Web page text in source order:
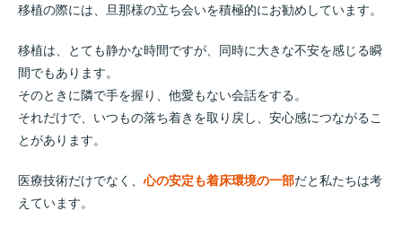
移植の際には、旦那様の立ち会いを積極的にお勧めしています。
移植は、とても静かな時間ですが、同時に大きな不安を感じる瞬
間でもあります。
そのときに隣で手を握り、他愛もない会話をする。
それだけで、いつもの落ち着きを取り戻し、安心感につながるこ
とがあります。
医療技術だけでなく、 心の安定も着床環境の一部だと私たちは考
えています。